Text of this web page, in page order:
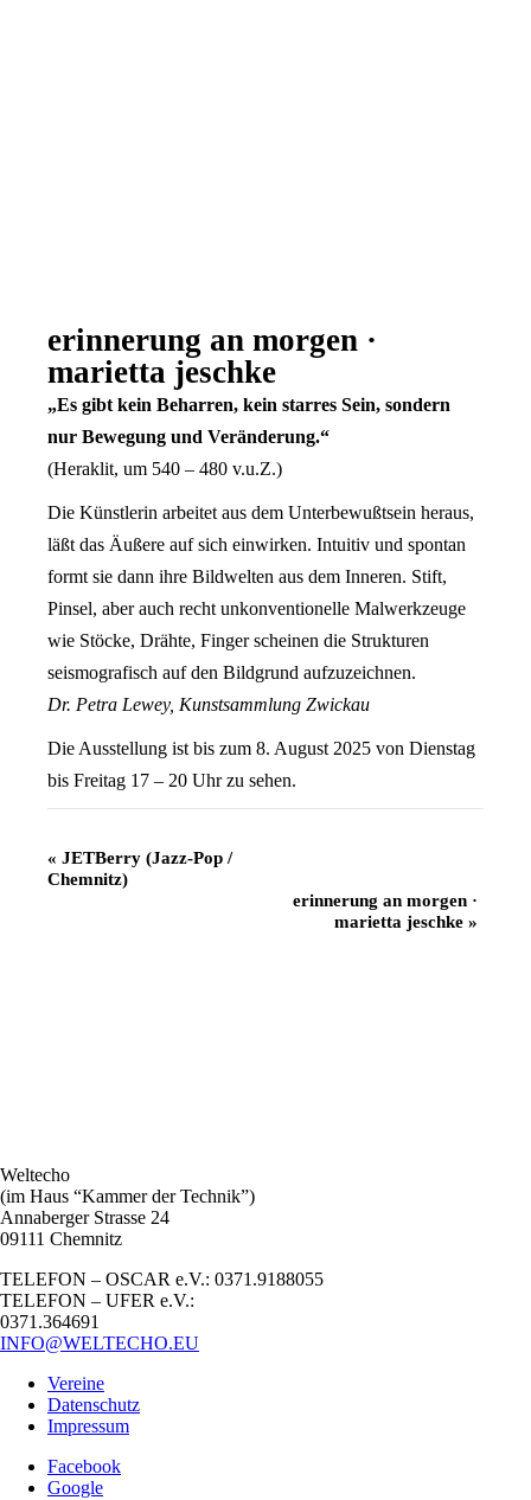
erinnerung an morgen ·
marietta jeschke
„Es gibt kein Beharren, kein starres Sein, sondern
nur Bewegung und Veränderung.“
(Heraklit, um 540 – 480 v.u.Z.)
Die Künstlerin arbeitet aus dem Unterbewußtsein heraus,
läßt das Äußere auf sich einwirken. Intuitiv und spontan
formt sie dann ihre Bildwelten aus dem Inneren. Stift,
Pinsel, aber auch recht unkonventionelle Malwerkzeuge
wie Stöcke, Drähte, Finger scheinen die Strukturen
seismografisch auf den Bildgrund aufzuzeichnen.
Dr. Petra Lewey, Kunstsammlung Zwickau
Die Ausstellung ist bis zum 8. August 2025 von Dienstag
bis Freitag 17 – 20 Uhr zu sehen.
Veranstaltung
Navigation
« JETBerry (Jazz-Pop /
Chemnitz)
erinnerung an morgen ·
marietta jeschke »
Weltecho
(im Haus “Kammer der Technik”)
Annaberger Strasse 24
09111 Chemnitz
TELEFON – OSCAR e.V.: 0371.9188055
TELEFON – UFER e.V.:
0371.364691
INFO@WELTECHO.EU
Vereine
Datenschutz
Impressum
Facebook
Google